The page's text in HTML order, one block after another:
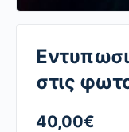
στις
40,00€